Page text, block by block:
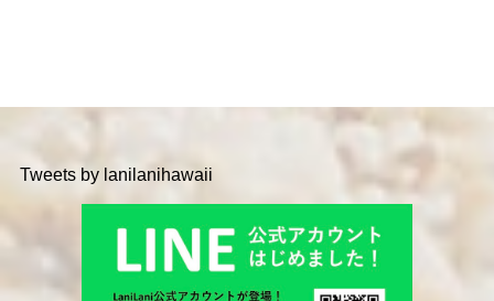
Tweets by lanilanihawaii